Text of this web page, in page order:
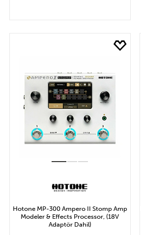
SEPETE EKLE
Hotone MP-300 Ampero II Stomp Amp
Modeler & Effects Processor, (18V
Adaptör Dahil)